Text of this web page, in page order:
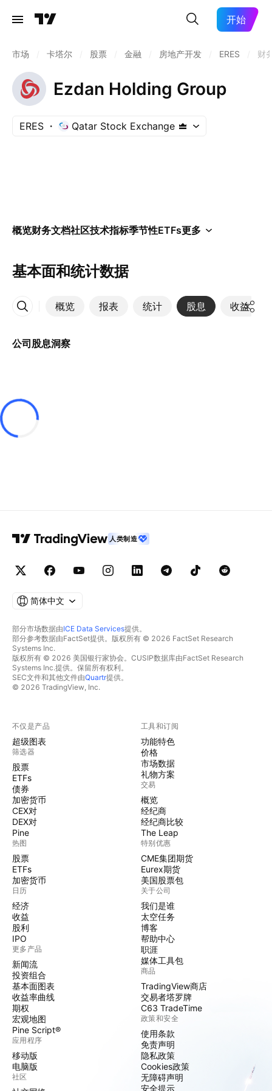
开始
市场 卡塔尔 股票 金融 房地产开发 ERES 财
Ezdan Holding Group
ERES Qatar Stock Exchange
概览财务文档社区技术指标季节性ETFs更多
基本面和统计数据
概览 报表 统计 股息 收益
更多
公司股息洞察
人类制造
简体中文
部分市场数据由ICE Data Services提供。
部分参考数据由FactSet提供。版权所有 © 2026 FactSet Research
Systems Inc.
版权所有 © 2026 美国银行家协会。CUSIP数据库由FactSet Research
Systems Inc.提供。保留所有权利。
SEC文件和其他文件由Quartr提供。
© 2026 TradingView, Inc.
不仅是产品
超级图表
筛选器
股票
ETFs
债券
加密货币
CEX对
DEX对
Pine
热图
股票
ETFs
加密货币
日历
经济
收益
股利
IPO
更多产品
新闻流
投资组合
基本面图表
收益率曲线
期权
宏观地图
Pine Script®
应用程序
移动版
电脑版
社区
工具和订阅
功能特色
价格
市场数据
礼物方案
交易
概览
经纪商
经纪商比较
The Leap
特别优惠
CME集团期货
Eurex期货
美国股票包
关于公司
我们是谁
太空任务
博客
帮助中心
职涯
媒体工具包
商品
TradingView商店
交易者塔罗牌
C63 TradeTime
政策和安全
使用条款
免责声明
隐私政策
Cookies政策
无障碍声明
安全提示